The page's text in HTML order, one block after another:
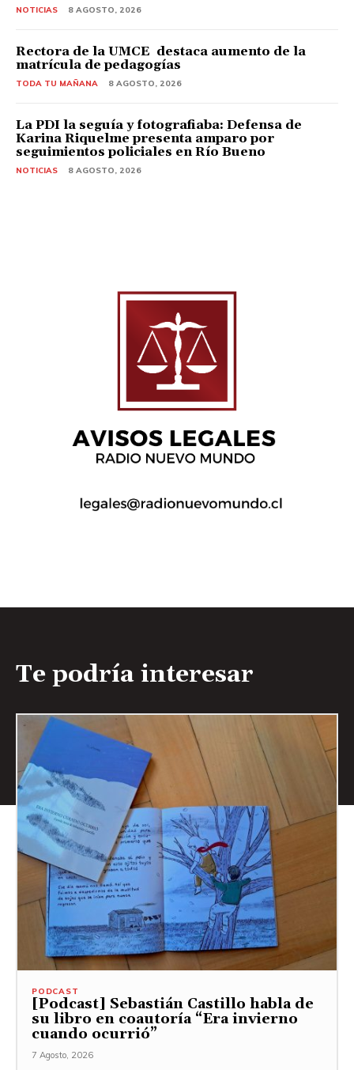
NOTICIAS 8 AGOSTO, 2026
Rectora de la UMCE destaca aumento de la
matrícula de pedagogías
TODA TU MAÑANA 8 AGOSTO, 2026
La PDI la seguía y fotografiaba: Defensa de
Karina Riquelme presenta amparo por
seguimientos policiales en Río Bueno
NOTICIAS 8 AGOSTO, 2026
Te podría interesar
PODCAST
[Podcast] Sebastián Castillo habla de
su libro en coautoría “Era invierno
cuando ocurrió”
7 Agosto, 2026